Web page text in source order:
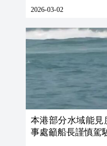
2026-03-02
本港部分水域能見
事處籲船長謹慎駕